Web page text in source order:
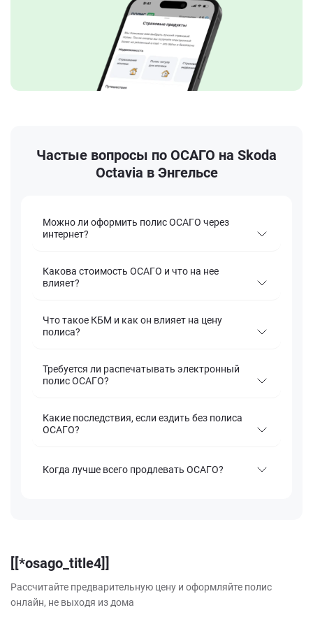
Частые вопросы по ОСАГО на Skoda
Octavia в Энгельсе
Можно ли оформить полис ОСАГО через
интернет?
Какова стоимость ОСАГО и что на нее
влияет?
Что такое КБМ и как он влияет на цену
полиса?
Требуется ли распечатывать электронный
полис ОСАГО?
Какие последствия, если ездить без полиса
ОСАГО?
Когда лучше всего продлевать ОСАГО?
[[*osago_title4]]
Рассчитайте предварительную цену и оформляйте полис
онлайн, не выходя из дома